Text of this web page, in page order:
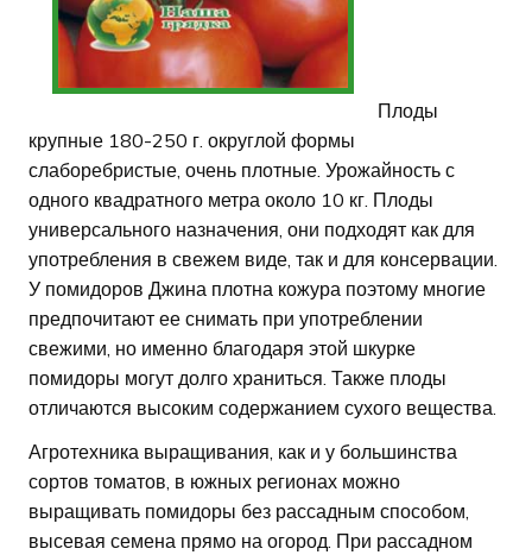
Плоды
крупные 180-250 г. округлой формы
слаборебристые, очень плотные. Урожайность с
одного квадратного метра около 10 кг. Плоды
универсального назначения, они подходят как для
употребления в свежем виде, так и для консервации.
У помидоров Джина плотна кожура поэтому многие
предпочитают ее снимать при употреблении
свежими, но именно благодаря этой шкурке
помидоры могут долго храниться. Также плоды
отличаются высоким содержанием сухого вещества.
Агротехника выращивания, как и у большинства
сортов томатов, в южных регионах можно
выращивать помидоры без рассадным способом,
высевая семена прямо на огород. При рассадном